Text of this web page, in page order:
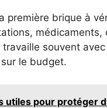
première brique à
souvent
le budget.
utiles pour protéger